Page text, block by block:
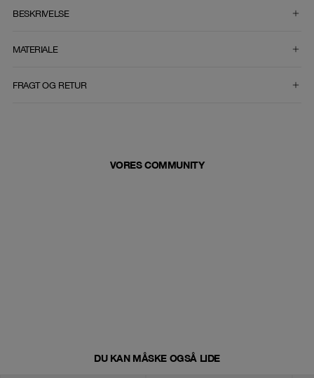
BESKRIVELSE
MATERIALE
FRAGT OG RETUR
VORES COMMUNITY
DU KAN MÅSKE OGSÅ LIDE